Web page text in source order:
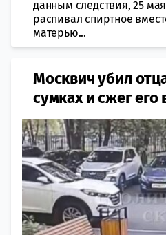
данным следствия, 25
распивал спиртное
матерью...
Москвич убил
сумках и сжег его